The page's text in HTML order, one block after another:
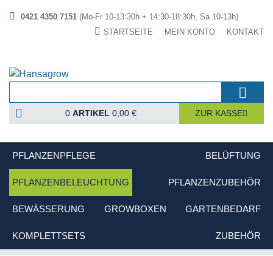
0421 4350 7151 (Mo-Fr 10-13:30h + 14:30-18:30h, Sa 10-13h)
STARTSEITE
MEIN KONTO KONTAKT
0 ARTIKEL 0,00 € ZUR KASSE
PFLANZENPFLEGE BELÜFTUNG
PFLANZENBELEUCHTUNG PFLANZENZUBEHÖR
BEWÄSSERUNG GROWBOXEN GARTENBEDARF
KOMPLETTSETS ZUBEHÖR